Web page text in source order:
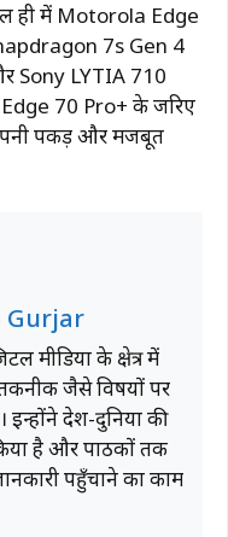
ही में Motorola Edge
7s Gen 4
Sony LYTIA 710
Edge 70 Pro+ के जरिए
अपनी पकड़ और मजबूत
Gurjar
मीडिया के क्षेत्र में
जैसे विषयों पर
देश-दुनिया की
है और पाठकों तक
पहुँचाने का काम